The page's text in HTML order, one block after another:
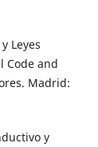
Leyes
Code and
Madrid:
y